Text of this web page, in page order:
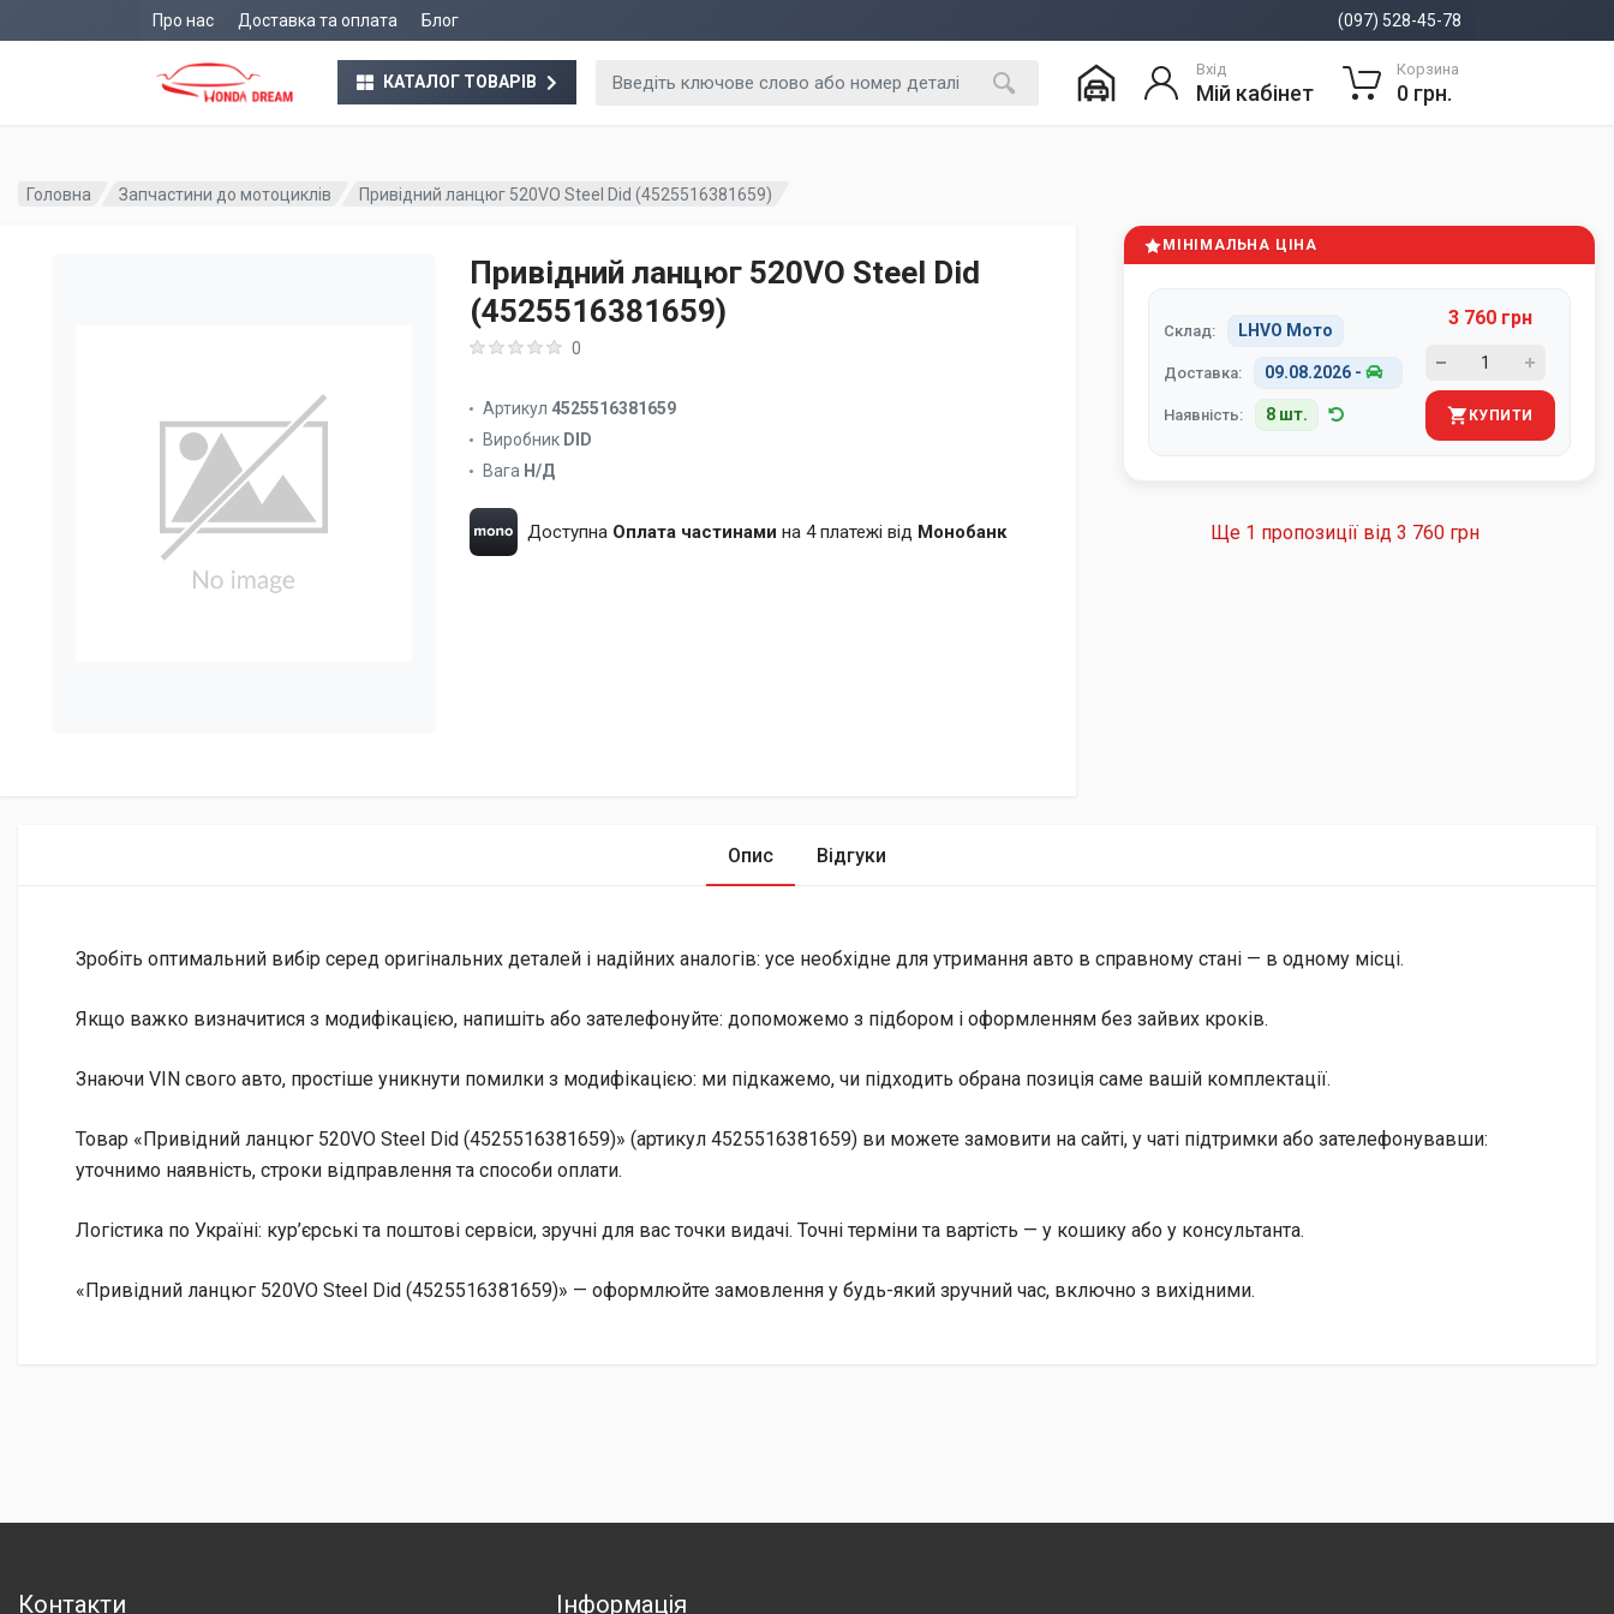
Про нас Доставка та оплата Блог (097) 528-45-78
КАТАЛОГ ТОВАРІВ
Вхід
Мій кабінет
Корзина
0 грн.
Головна Запчастини до мотоциклів Привідний ланцюг 520VO Steel Did (4525516381659)
Привідний ланцюг 520VO Steel Did
(4525516381659)
0
Артикул 4525516381659
Виробник DID
Вага Н/Д
Доступна Оплата частинами на 4 платежі від Монобанк
МІНІМАЛЬНА ЦІНА
Склад: LHVO Мото
Доставка: 09.08.2026 -
Наявність: 8 шт.
3 760 грн
КУПИТИ
Ще 1 пропозиції від 3 760 грн
Опис Відгуки
Зробіть оптимальний вибір серед оригінальних деталей і надійних аналогів: усе необхідне для утримання авто в справному стані — в одному місці.
Якщо важко визначитися з модифікацією, напишіть або зателефонуйте: допоможемо з підбором і оформленням без зайвих кроків.
Знаючи VIN свого авто, простіше уникнути помилки з модифікацією: ми підкажемо, чи підходить обрана позиція саме вашій комплектації.
Товар «Привідний ланцюг 520VO Steel Did (4525516381659)» (артикул 4525516381659) ви можете замовити на сайті, у чаті підтримки або зателефонувавши:
уточнимо наявність, строки відправлення та способи оплати.
Логістика по Україні: кур’єрські та поштові сервіси, зручні для вас точки видачі. Точні терміни та вартість — у кошику або у консультанта.
«Привідний ланцюг 520VO Steel Did (4525516381659)» — оформлюйте замовлення у будь-який зручний час, включно з вихідними.
Контакти Інформація